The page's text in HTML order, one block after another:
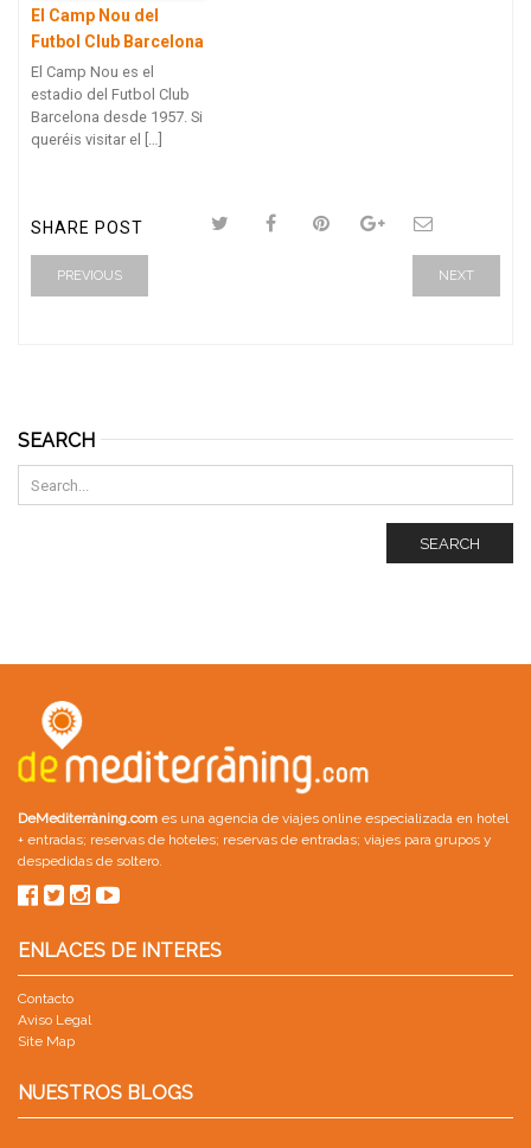
El Camp Nou del
Futbol Club Barcelona
El Camp Nou es el
estadio del Futbol Club
Barcelona desde 1957. Si
queréis visitar el […]
SHARE POST
PREVIOUS NEXT
SEARCH
SEARCH
DeMediterràning.com es una agencia de viajes online especializada en hotel
+ entradas; reservas de hoteles; reservas de entradas; viajes para grupos y
despedidas de soltero
ENLACES DE INTERES
Contacto
Aviso Legal
Site Map
NUESTROS BLOGS